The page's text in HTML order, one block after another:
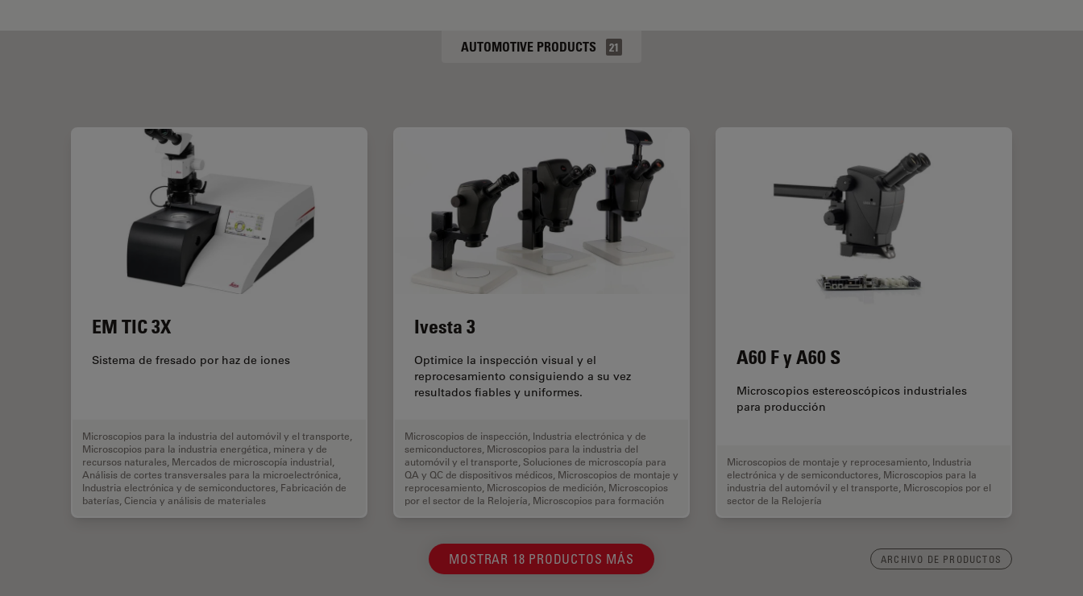
AUTOMOTIVE PRODUCTS 21
EM TIC 3X
Sistema de fresado por haz de iones
Microscopios para la industria del automóvil y el transporte
Microscopios para la industria energética, minera y de
recursos naturales Mercados de microscopía industrial
Análisis de cortes transversales para la microelectrónica
Industria electrónica y de semiconductores Fabricación de
baterías Ciencia y análisis de materiales
Ivesta 3
Optimice la inspección visual y el
reprocesamiento consiguiendo a su vez
resultados fiables y uniformes.
Microscopios de inspección Industria electrónica y de
semiconductores Microscopios para la industria del
automóvil y el transporte Soluciones de microscopía para
QA y QC de dispositivos médicos Microscopios de montaje y
reprocesamiento Microscopios de medición Microscopios
por el sector de la Relojería Microscopios para formación
A60 F y A60 S
Microscopios estereoscópicos industriales
para producción
Microscopios de montaje y reprocesamiento Industria
electrónica y de semiconductores Microscopios para la
industria del automóvil y el transporte Microscopios por el
sector de la Relojería
MOSTRAR 18 PRODUCTOS MÁS ARCHIVO DE PRODUCTOS